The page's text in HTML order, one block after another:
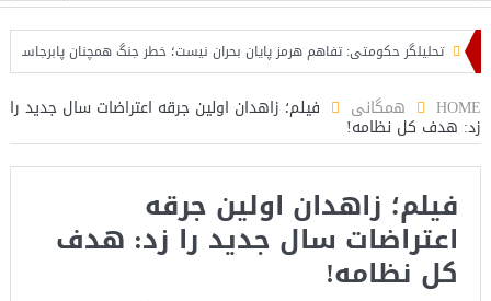
تحلیلگر حکومتی: تفاهم هرمز پایان بحران نیست؛ خطر جنگ همچنان پابرجاست
HOME همگانی فیلم؛ زاهدان اولین جرقه اعتراضات سال جدید را
زد: هدف کل نظامه!
فیلم؛ زاهدان اولین جرقه
اعتراضات سال جدید را زد: هدف
کل نظامه!